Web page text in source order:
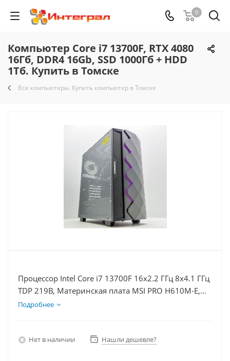
0
Компьютер Core i7 13700F, RTX 4080
16Гб, DDR4 16Gb, SSD 1000Гб + HDD
1Тб. Купить в Томске
Все компьютеры. Купить компьютер в Томске
Процессор Intel Core i7 13700F 16x2.2 ГГц 8x4.1 ГГц
TDP 219В, Материнская плата MSI PRO H610M-E,
Видеокарта RTX 4080 16Гб, Память DDR4 16Gb,
Подробнее
Нет в наличии Нашли дешевле?